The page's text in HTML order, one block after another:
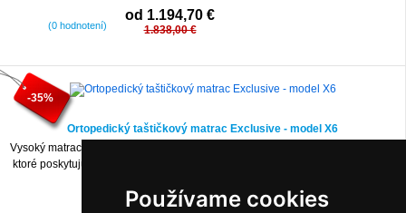
Používame cookies
(0 hodnotení)
od 1.194,70 €
1.838,00 €
-35%
Ortopedický taštičkový matrac Exclusive - model X6
Vysoký matrac strednej tvrdosti zložený z dvoch pružinových blokov Medizone,
ktoré poskytujú chrbtici vynikajúcu podporu a umožňujú plne relaxovať počas